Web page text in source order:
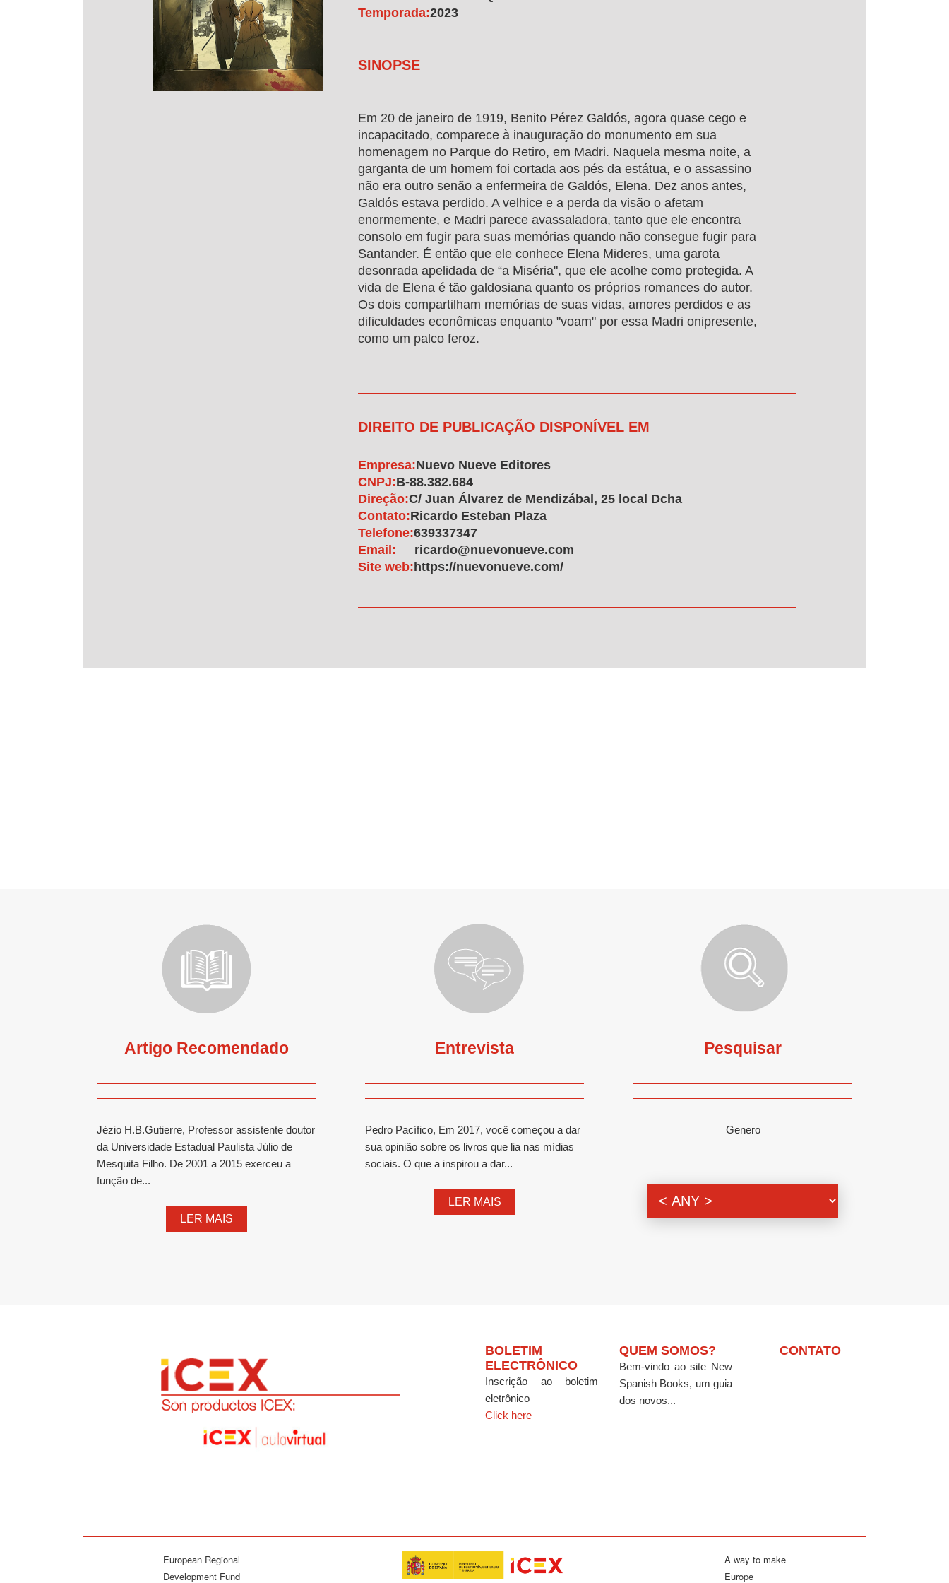
Temporada:2023
SINOPSE
Em 20 de janeiro de 1919, Benito Pérez Galdós, agora quase cego e
incapacitado, comparece à inauguração do monumento em sua
homenagem no Parque do Retiro, em Madri. Naquela mesma noite, a
garganta de um homem foi cortada aos pés da estátua, e o assassino
não era outro senão a enfermeira de Galdós, Elena. Dez anos antes,
Galdós estava perdido. A velhice e a perda da visão o afetam
enormemente, e Madri parece avassaladora, tanto que ele encontra
consolo em fugir para suas memórias quando não consegue fugir para
Santander. É então que ele conhece Elena Mideres, uma garota
desonrada apelidada de “a Miséria", que ele acolhe como protegida. A
vida de Elena é tão galdosiana quanto os próprios romances do autor.
Os dois compartilham memórias de suas vidas, amores perdidos e as
dificuldades econômicas enquanto "voam" por essa Madri onipresente,
como um palco feroz.
DIREITO DE PUBLICAÇÃO DISPONÍVEL EM
Empresa:Nuevo Nueve Editores
CNPJ:B-88.382.684
Direção:C/ Juan Álvarez de Mendizábal, 25 local Dcha
Contato:Ricardo Esteban Plaza
Telefone:639337347
Email:
ricardo@nuevonueve.com
Site web: https://nuevonueve.com/
Artigo Recomendado
Jézio H.B.Gutierre, Professor assistente doutor
da Universidade Estadual Paulista Júlio de
Mesquita Filho. De 2001 a 2015 exerceu a
função de...
LER MAIS
Entrevista
Pedro Pacífico, Em 2017, você começou a dar
sua opinião sobre os livros que lia nas mídias
sociais. O que a inspirou a dar...
LER MAIS
Pesquisar
Genero
BOLETIM
ELECTRÔNICO
Inscrição ao boletim
eletrônico
Click here
QUEM SOMOS?
Bem-vindo ao site New
Spanish Books, um guia
dos novos...
CONTATO
European Regional
Development Fund
A way to make
Europe